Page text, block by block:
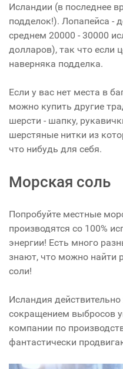
Исландии (в последнее
подделок!). Лопапейса -
среднем 20000 - 30000
долларов), так что если
наверняка подделка.
Если у вас нет места в
можно купить другие
шерсти - шапку,
шерстяные нитки из
что нибудь для себя.
Морская соль
Попробуйте местные
производятся со 100%
энергии! Есть много
знают, что можно найти
соли!
Исландия
сокращением выбросов
компании по
фантастически